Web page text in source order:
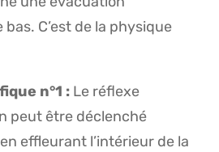
C’est de la physique
n°1 : Le réflexe
peut être déclenché
effleurant l’intérieur de la